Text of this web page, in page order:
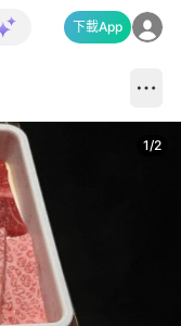
下載App
1/2